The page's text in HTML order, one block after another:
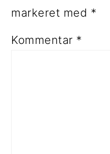
markeret med *
Kommentar *